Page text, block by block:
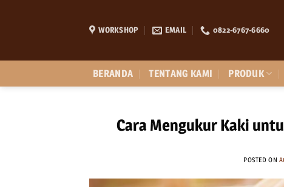
WORKSHOP EMAIL 0822-6767-6660
BERANDA TENTANG KAMI PRODUK
Cara Mengukur Kaki
POSTED ON